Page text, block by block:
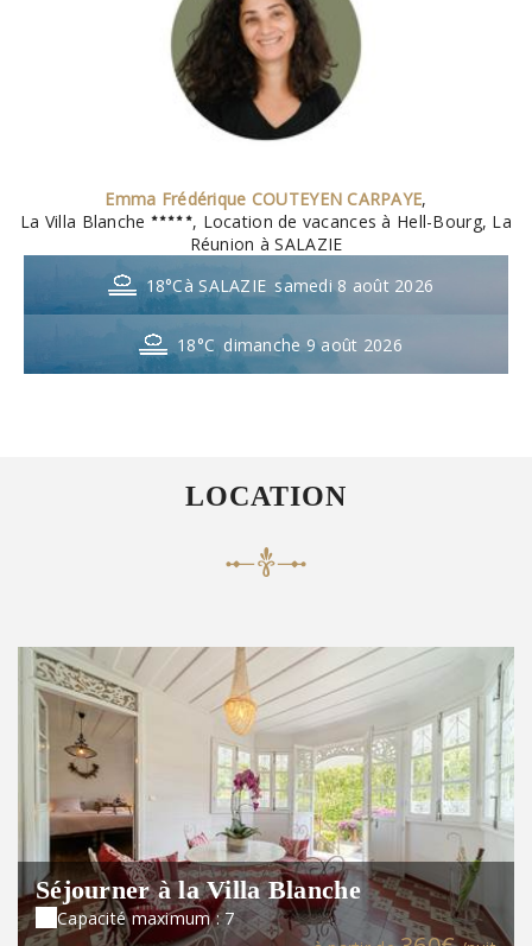
Emma Frédérique COUTEYEN CARPAYE,
La Villa Blanche
, Location de vacances à Hell-Bourg, La
Réunion à SALAZIE
18°Cà SALAZIE samedi 8 août 2026
18°C dimanche 9 août 2026
LOCATION
Séjourner à la Villa Blanche
Capacité maximum : 7